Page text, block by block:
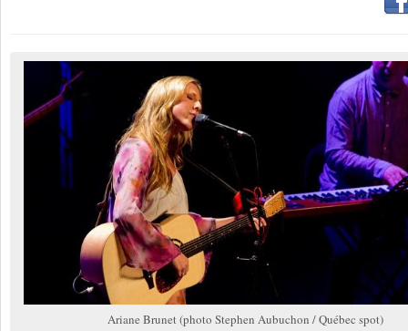
Ariane Brunet (photo Stephen Aubuchon / Québec spot)